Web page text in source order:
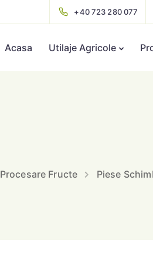
+40 723 280 077
Acasa Utilaje Agricole
Procesare Fructe Piese